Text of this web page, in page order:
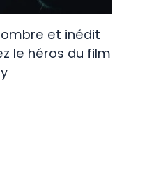
et inédit
le héros du film